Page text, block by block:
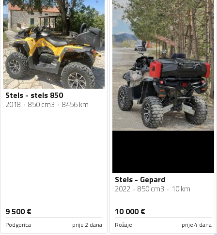
Stels - stels 850
2018 850 cm3 8456 km
9 500€
Podgorica prije 2 dana
Stels - Gepard
2022 850 cm3 10 km
10 000€
Rožaje prije 4 dana